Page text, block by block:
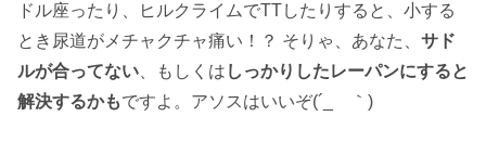
ドル座ったり、ヒルクライムでTTしたりすると、小する
とき尿道がメチャクチャ痛い！？ そりゃ、あなた、 サド
ルが合ってない、もしくは しっかりしたレーパンにすると
解決するかもですよ。アソスはいいぞ(´_ゝ｀)